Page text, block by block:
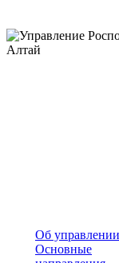
Об управлении
Основные